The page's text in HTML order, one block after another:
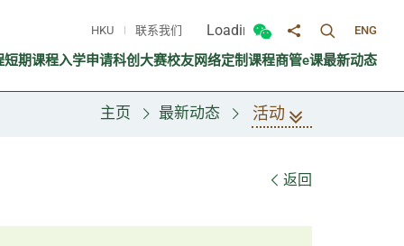
HKU 联系我们 Loading...
切换微信面板
分享至切换搜寻面
ENG
短期课程入学申请科创大赛校友网络定制课程商管e课最新动态
主页 最新动态 活动
返回